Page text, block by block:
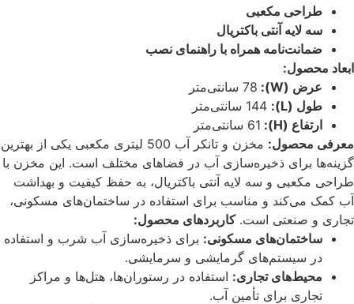
طراحی مکعبی
سه لایه آنتی باکتریال
ضمانت‌نامه همراه با راهنمای نصب
ابعاد محصول:
عرض (W):
78 سانتی‌متر
طول (L):
ارتفاع (H):
61 سانتی‌متر
معرفی محصول:
مخزن و تانکر آب 500 لیتری مکعبی یکی از بهترین
گزینه‌ها برای ذخیره‌سازی آب در فضاهای مختلف است. این مخزن با
طراحی مکعبی و سه لایه آنتی باکتریال، به حفظ کیفیت و بهداشت
آب کمک می‌کند و مناسب برای استفاده در ساختمان‌های مسکونی،
تجاری و صنعتی است.کاربردهای محصول:
ساختمان‌های مسکونی: برای ذخیره‌سازی آب شرب و استفاده
در سیستم‌های گرمایشی و سرمایشی.
محیط‌های تجاری: استفاده در رستوران‌ها، هتل‌ها و مراکز
تجاری برای تأمین آب.